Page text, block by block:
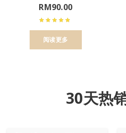
RM90.00
阅读更多
30天热